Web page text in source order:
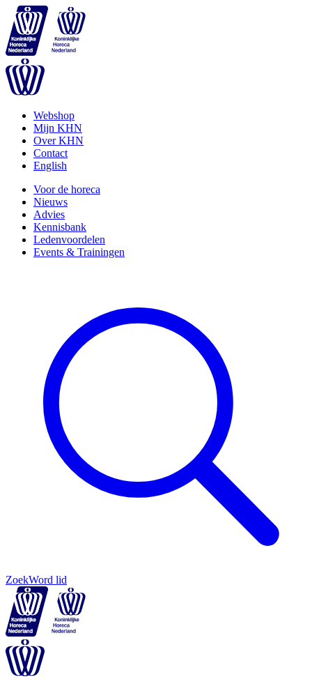
Webshop
Mijn KHN
Over KHN
Contact
English
Voor de horeca
Nieuws
Advies
Kennisbank
Ledenvoordelen
Events & Trainingen
ZoekWord lid